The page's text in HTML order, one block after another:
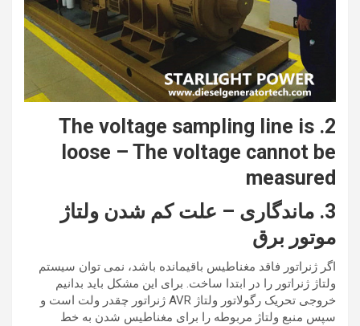
2. The voltage sampling line is
loose – The voltage cannot be
measured
3. ماندگاری – علت کم شدن ولتاژ
موتور برق
اگر ژنراتور فاقد مغناطیس باقیمانده باشد، نمی توان سیستم
ولتاژ ژنراتور را در ابتدا ساخت. برای این مشکل باید بدانیم
خروجی تحریک رگولاتور ولتاژ AVR ژنراتور چقدر ولت است و
سپس منبع ولتاژ مربوطه را برای مغناطیس شدن به خط